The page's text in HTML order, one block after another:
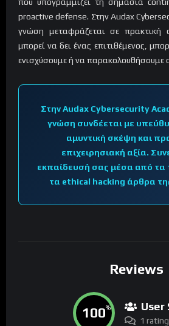
proactive defense. Στην Audax
γνώση μεταφράζεται σε πρακτική
μπορεί να δει ένας επιτιθέμενος,
ενισχύσουμε ή να παρακολουθήσουμε
Στην Audax Cybersecurity
γνώση συνδέεται με
αμυντική σκέψη και
επιχειρησιακή αξία.
εκπαίδευσή σας μέσα από τα
τα ethical hacking άρθρα
Reviews
100% User
1